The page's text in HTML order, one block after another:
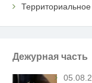
Территориальное
Дежурная часть